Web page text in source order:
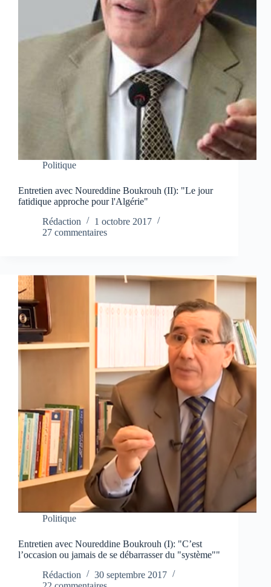
Politique
Entretien avec Noureddine Boukrouh (II): "Le jour
fatidique approche pour l'Algérie"
Rédaction
1 octobre 2017
27 commentaires
Politique
Entretien avec Noureddine Boukrouh (I): "C’est
l’occasion ou jamais de se débarrasser du "système""
Rédaction
30 septembre 2017